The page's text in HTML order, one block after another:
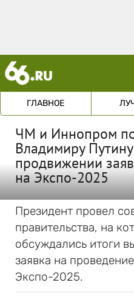
ГЛАВНОЕ
ЧМ и Иннопром
Владимиру
продвижении
на Экспо-2025
Президент провел
правительства, на
обсуждались итоги
заявка на
Экспо-2025.